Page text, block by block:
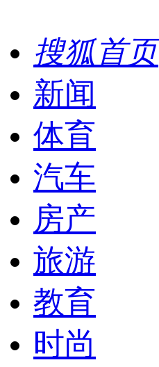
搜狐首页
新闻
体育
汽车
房产
旅游
教育
时尚